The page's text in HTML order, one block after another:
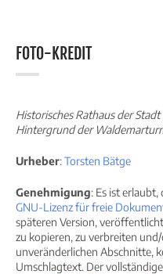
FOTO-KREDIT
Historisches Rathaus der
Hintergrund der
Urheber:Torsten Bätge
Genehmigung: Es ist
GNU-Lizenz für freie
späteren Version,
zu kopieren, zu verbreiten
unveränderlichen Abschnitte,
Umschlagtext. Der